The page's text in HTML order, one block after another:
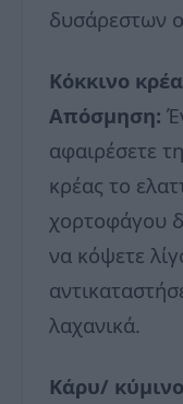
δυσάρεστων
Κόκκινο
Απόσμηση:
αφαιρέσετε
κρέας το
χορτοφάγου
να κόψετε
λαχανικά.
Κάρυ/ κύμινο